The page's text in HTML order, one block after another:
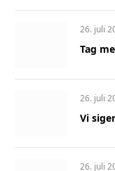
26. juli
Tag
26. juli
Vi
26. juli